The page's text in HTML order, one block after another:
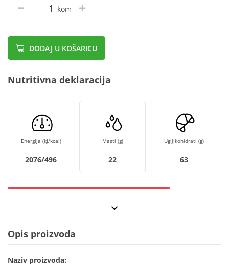
kom
DODAJ U KOŠARICU
Nutritivna deklaracija
Energija (kJ/kcal)
2076/496
Masti (g)
22
Ugljikohidrati (g)
63
Opis proizvoda
Naziv proizvoda: